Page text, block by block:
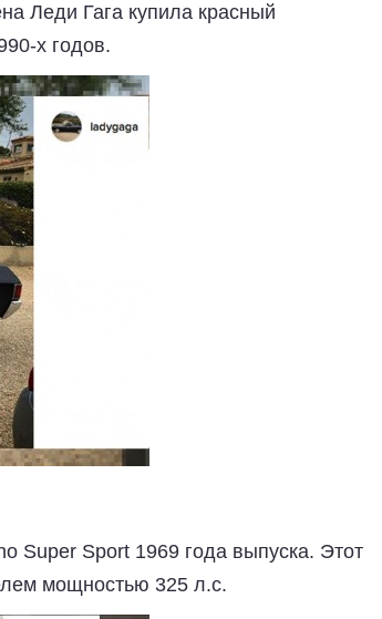
Леди Гага купила красный
х годов.
Super Sport 1969 года выпуска. Этот
мощностью 325 л.с.